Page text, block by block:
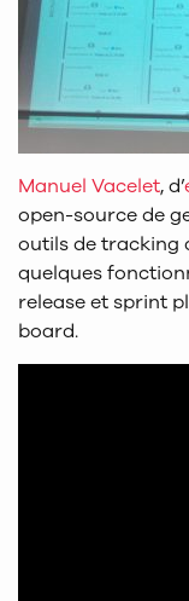
Manuel Vacelet, d’
open-source de
outils de tracking
quelques
release et sprint
board.